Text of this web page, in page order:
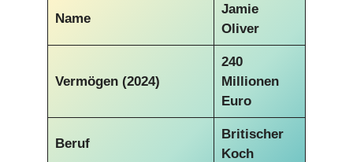
Name
Jamie
Oliver
Vermögen (2024)
240
Millionen
Euro
Beruf
Britischer
Koch